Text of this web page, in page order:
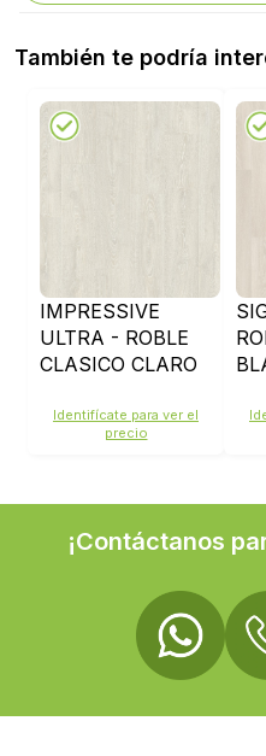
También te podría
IMPRESSIVE
ULTRA - ROBLE
CLASICO CLARO
IMU 3559
Identifícate para ver el
precio
¡Contáctanos